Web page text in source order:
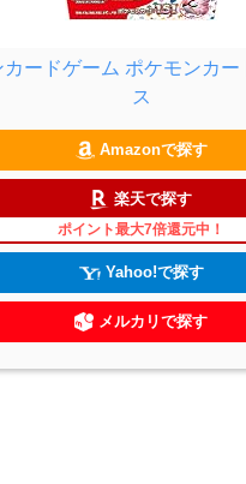
カードゲーム ポケモンカー
ス
Amazonで探す
楽天で探す
ポイント最大7倍還元中！
Yahoo!で探す
メルカリで探す